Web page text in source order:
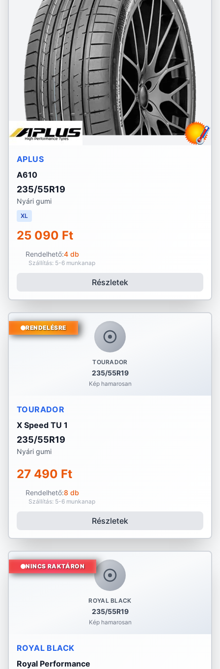
APLUS
A610
235/55R19
Nyári gumi
XL
25 090 Ft
Rendelhető:4 db
Szállítás: 5-6 munkanap
Részletek
TOURADOR
235/55R19
Kép hamarosan
RENDELÉSRE
TOURADOR
X Speed TU 1
235/55R19
Nyári gumi
27 490 Ft
Rendelhető:8 db
Szállítás: 5-6 munkanap
Részletek
ROYAL BLACK
235/55R19
Kép hamarosan
NINCS RAKTÁRON
ROYAL BLACK
Royal Performance